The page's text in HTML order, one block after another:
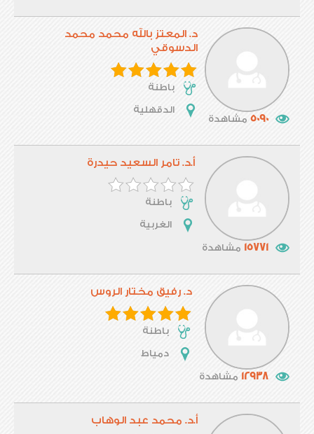
5090 مشاهدة
د. المعتز بالله محمد محمد
الدسوقي
باطنة
الدقهلية
15771 مشاهدة
أ.د. تامر السعيد حيدرة
باطنة
الغربية
12938 مشاهدة
د. رفيق مختار الروس
باطنة
دمياط
أ.د. محمد عبد الوهاب